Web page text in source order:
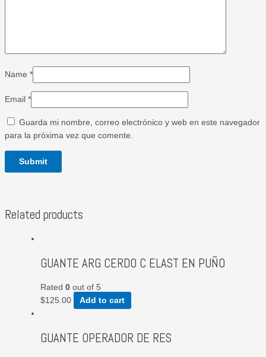
Name *
Email *
Guarda mi nombre, correo electrónico y web en este navegador
para la próxima vez que comente.
Related products
GUANTE ARG CERDO C ELAST EN PUÑO
Rated 0 out of 5
$125.00 Add to cart
GUANTE OPERADOR DE RES